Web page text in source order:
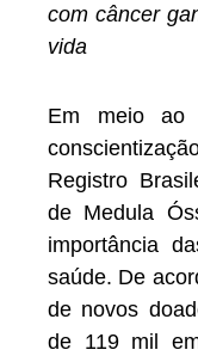
com câncer
vida
Em meio ao
Registro
de Medula
importância
saúde. De
de novos
de 119 mil